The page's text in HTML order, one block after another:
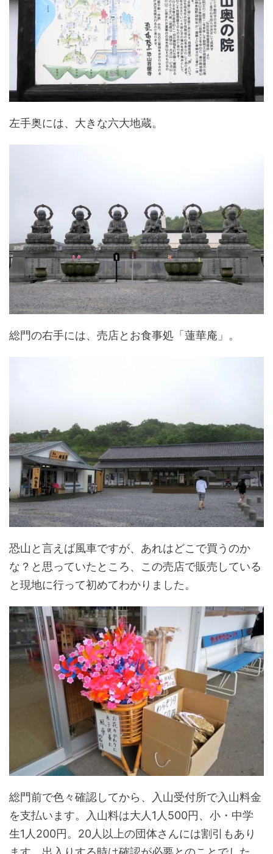
左手奥には、大きな六大地蔵。
総門の右手には、売店とお食事処「蓮華庵」。
恐山と言えば風車ですが、あれはどこで買うのか
な？と思っていたところ、この売店で販売している
と現地に行って初めてわかりました。
総門前で色々確認してから、入山受付所で入山料金
を支払います。入山料は大人1人500円、小・中学
生1人200円。20人以上の団体さんには割引もあり